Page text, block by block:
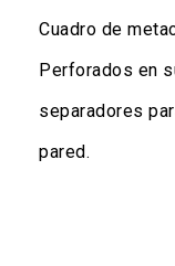
Cuadro de
Perforados en
separadores
pared.